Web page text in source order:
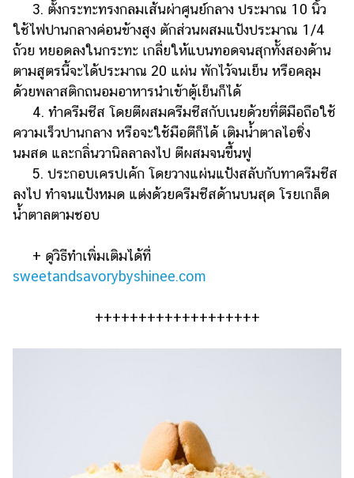
3. ตั้งกระทะทรงกลมเส้นผ่าศูนย์กลาง ประมาณ 10 นิ้ว
ใช้ไฟปานกลางค่อนข้างสูง ตักส่วนผสมแป้งประมาณ 1/4
ถ้วย หยอดลงในกระทะ เกลี่ยให้แบนทอดจนสุกทั้งสองด้าน
ตามสูตรนี้จะได้ประมาณ 20 แผ่น พักไว้จนเย็น หรือคลุม
ด้วยพลาสติกถนอมอาหารนำเข้าตู้เย็นก็ได้
4. ทำครีมชีส โดยตีผสมครีมชีสกับเนยด้วยที่ตีมือถือใช้
ความเร็วปานกลาง หรือจะใช้มือตีก็ได้ เติมน้ำตาลไอซิ่ง
นมสด และกลิ่นวานิลลาลงไป ตีผสมจนขึ้นฟู
5. ประกอบเครปเค้ก โดยวางแผ่นแป้งสลับกับทาครีมชีส
ลงไป ทำจนแป้งหมด แต่งด้วยครีมชีสด้านบนสุด โรยเกล็ด
น้ำตาลตามชอบ
+ ดูวิธีทำเพิ่มเติมได้ที่
sweetandsavorybyshinee.com
+++++++++++++++++++